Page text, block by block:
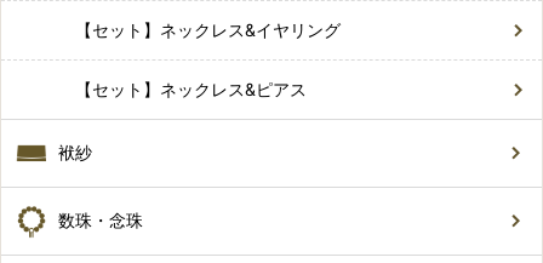
【セット】ネックレス&イヤリング
【セット】ネックレス&ピアス
袱紗
数珠・念珠